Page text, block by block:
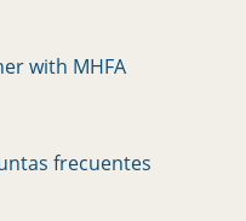
with MHFA
frecuentes